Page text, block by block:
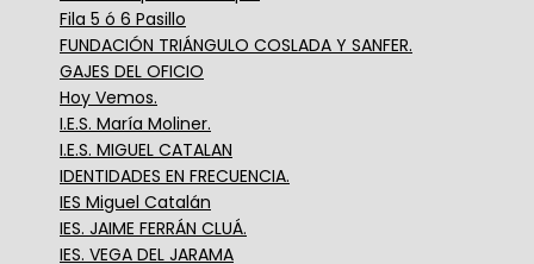
Fila 5 ó 6 Pasillo
FUNDACIÓN TRIÁNGULO COSLADA Y SANFER.
GAJES DEL OFICIO
Hoy Vemos.
I.E.S. María Moliner.
I.E.S. MIGUEL CATALAN
IDENTIDADES EN FRECUENCIA.
IES Miguel Catalán
IES. JAIME FERRÁN CLUÁ.
IES. VEGA DEL JARAMA